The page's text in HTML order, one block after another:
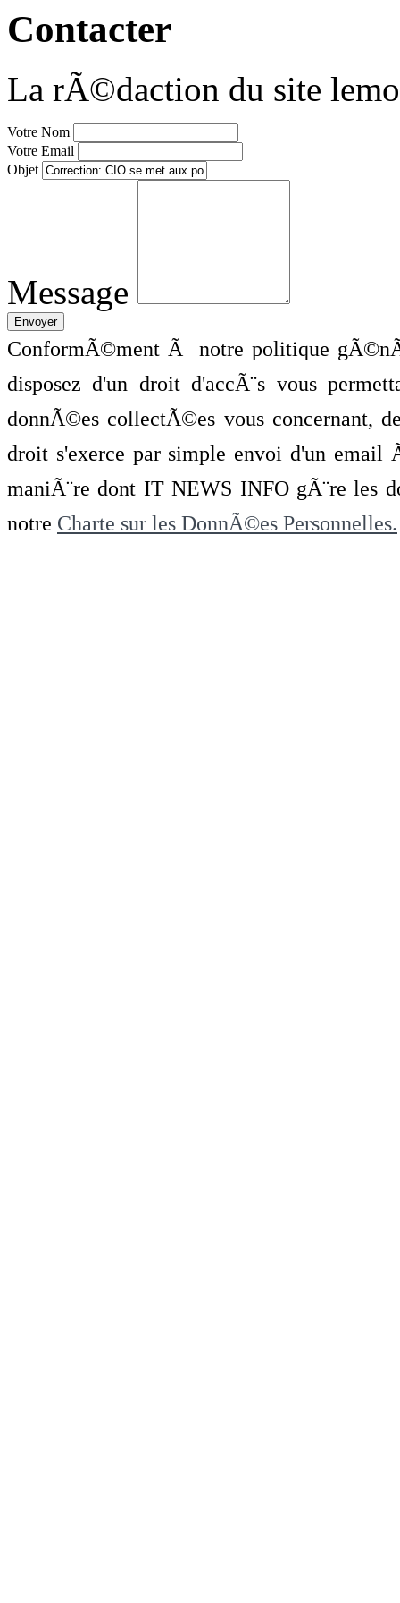
Contacter
La rÃ©daction du site
Votre Nom
Votre Email
Objet
Message
ConformÃ©ment Ã notre politique
disposez d'un droit d'accÃ¨s vous
donnÃ©es collectÃ©es vous concernant,
droit s'exerce par simple envoi d'un
maniÃ¨re dont IT NEWS INFO gÃ¨re les
notre Charte sur les DonnÃ©es Personnelles.